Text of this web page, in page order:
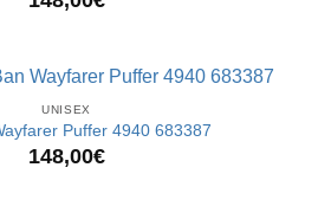
UNISEX
Puffer 4940 683387
148,00€